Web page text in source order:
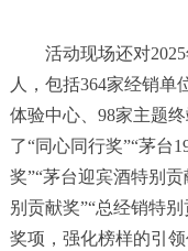
活动现场还对
人，包括364家经销单
体验中心、98家主题
了“同心同行奖”“茅台
奖”“茅台迎宾酒特别
别贡献奖”“总经销特
奖项，强化榜样的引